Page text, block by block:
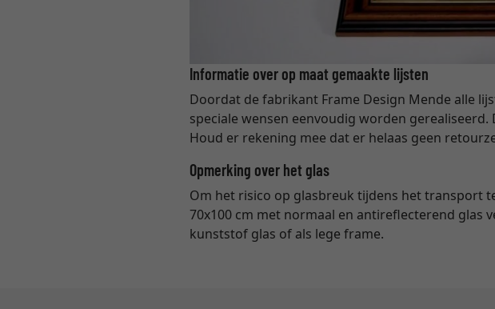
Informatie over op maat gemaakte lijsten
Doordat de fabrikant Frame Design Mende alle
speciale wensen eenvoudig worden
Houd er rekening mee dat er helaas geen
Opmerking over het glas
Om het risico op glasbreuk tijdens het transport
70x100 cm met normaal en antireflecterend
kunststof glas of als lege frame.